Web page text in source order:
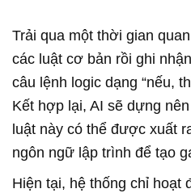
Trải qua một thời gian
các luật cơ bản rồi ghi
câu lệnh logic dạng “nếu,
Kết hợp lại, AI sẽ dựng
luật này có thể được xuất
ngôn ngữ lập trình để tạo
Hiện tại, hệ thống chỉ hoạt